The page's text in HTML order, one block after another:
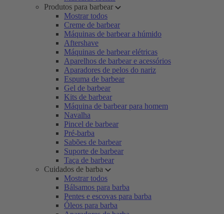
Produtos para barbear
Mostrar todos
Creme de barbear
Máquinas de barbear a húmido
Aftershave
Máquinas de barbear elétricas
Aparelhos de barbear e acessórios
Aparadores de pelos do nariz
Espuma de barbear
Gel de barbear
Kits de barbear
Máquina de barbear para homem
Navalha
Pincel de barbear
Pré-barba
Sabões de barbear
Suporte de barbear
Taça de barbear
Cuidados de barba
Mostrar todos
Bálsamos para barba
Pentes e escovas para barba
Óleos para barba